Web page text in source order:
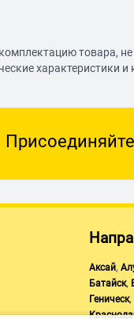
товара,
характеристики
Аксай,
Батайск,
Геническ,